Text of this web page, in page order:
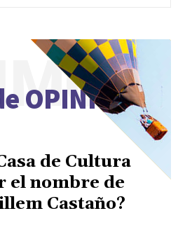
OPINIÓN
de Cultura
el nombre de
Castaño?